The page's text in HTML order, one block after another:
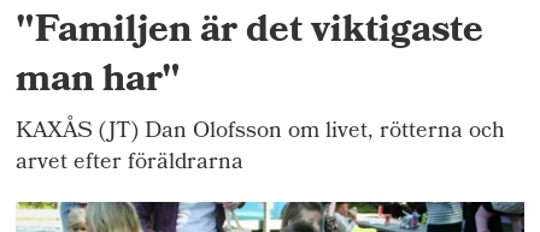
"Familjen är det viktigaste
man har"
KAXÅS (JT) Dan Olofsson om livet, rötterna och
arvet efter föräldrarna